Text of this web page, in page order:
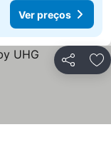
Ver preços
Partilhar